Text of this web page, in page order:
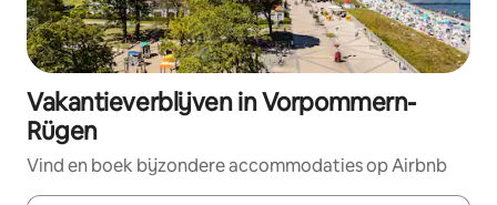
Vakantieverblijven in Vorpommern-
Rügen
Vind en boek bijzondere accommodaties op Airbnb